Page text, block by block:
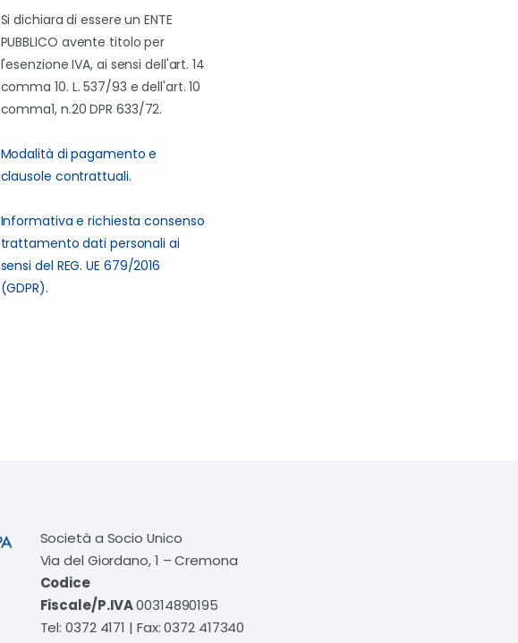
Si dichiara di essere un ENTE
PUBBLICO avente titolo per
l'esenzione IVA, ai sensi dell'art. 14
comma 10. L. 537/93 e dell'art. 10
comma1, n.20 DPR 633/72.
Modalità di pagamento e
clausole contrattuali.
Informativa e richiesta consenso
trattamento dati personali ai
sensi del REG. UE 679/2016
(GDPR).
Società a Socio Unico
Via del Giordano, 1 – Cremona
Codice
Fiscale/P.IVA00314890195
Tel: 0372 4171 | Fax: 0372 417340